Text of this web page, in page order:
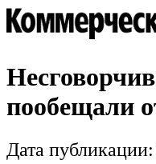
пообещали
Дата